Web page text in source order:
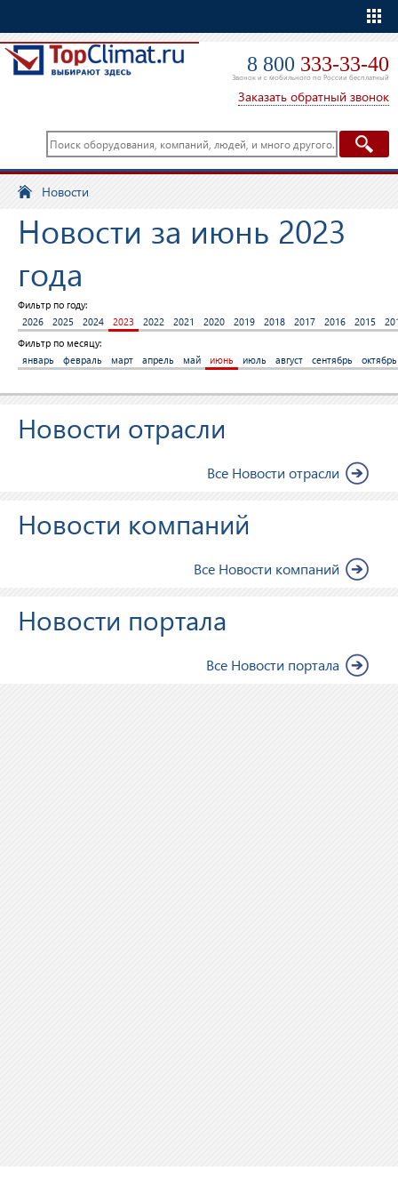
8 800 333-33-40
Звонок и с мобильного по России бесплатный
Заказать обратный звонок
Новости
Новости за июнь 2023
года
Фильтр по году:
2026
2025 2024 2023 2022 2021 2020 2019 2018 2017 2016 2015
Фильтр по месяцу:
январь
февраль март апрель май июнь июль август сентябрь октябрь
Новости отрасли
Все Новости отрасли
Новости компаний
Все Новости компаний
Новости портала
Все Новости портала